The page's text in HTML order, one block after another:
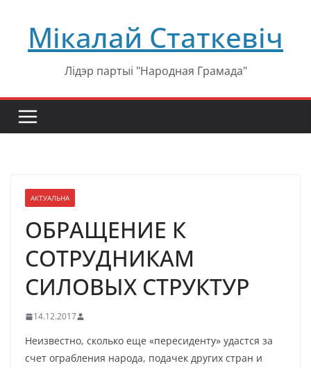
содержимому
Мікалай Статкевіч
Лідэр партыі "Народная Грамада"
АКТУАЛЬНА
ОБРАЩЕНИЕ К
СОТРУДНИКАМ
СИЛОВЫХ СТРУКТУР
14.12.2017
Неизвестно, сколько еще «пересиденту» удастся за
счет ограбления народа, подачек других стран и